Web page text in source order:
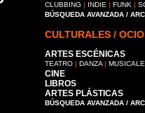
CLUBBING | INDIE | FUNK |
BÚSQUEDA AVANZADA /
CULTURALES / OCIO
ARTES ESCÉNICAS
TEATRO | DANZA |
CINE
LIBROS
ARTES PLÁSTICAS
BÚSQUEDA AVANZADA /